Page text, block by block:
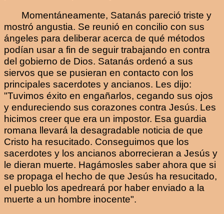
Momentáneamente, Satanás pareció triste y
mostró angustia. Se reunió en concilio con sus
ángeles para deliberar acerca de qué métodos
podían usar a fin de seguir trabajando en contra
del gobierno de Dios. Satanás ordenó a sus
siervos que se pusieran en contacto con los
principales sacerdotes y ancianos. Les dijo:
"Tuvimos éxito en engañarlos, cegando sus ojos
y endureciendo sus corazones contra Jesús. Les
hicimos creer que era un impostor. Esa guardia
romana llevará la desagradable noticia de que
Cristo ha resucitado. Conseguimos que los
sacerdotes y los ancianos aborrecieran a Jesús y
le dieran muerte. Hagámosles saber ahora que si
se propaga el hecho de que Jesús ha resucitado,
el pueblo los apedreará por haber enviado a la
muerte a un hombre inocente".